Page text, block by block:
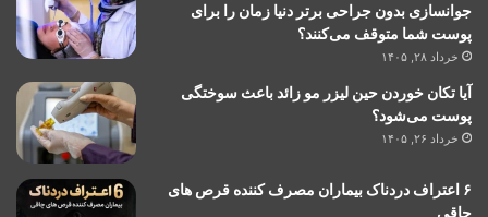
جوانسازی بدون جراحی برتر دنیا زمان را برای
پوست شما متوقف می‌کنند؟
خرداد ۲۸, ۱۴۰۵
آیا تکان خوردن حین لیزر مو زائد باعث سوختگی
پوست می‌شود؟
خرداد ۲۶, ۱۴۰۵
۶ اعتراف دردناک بیماران مصرف کننده قرص های
چاقی